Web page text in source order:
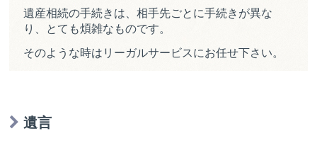
遺産相続の手続きは、相手先ごとに手続きが異な
り、とても煩雑なものです。
そのような時はリーガルサービスにお任せ下さい。
遺言